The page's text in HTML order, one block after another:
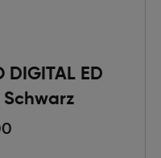
DIGITAL ED